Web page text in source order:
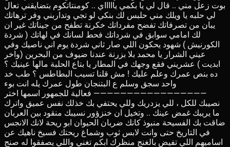
بوت زعل مني .. قال لي يا بكمي ياااااي .. كومنتاتكوم بتضايقني تعال
لي حلبه يا ويلك مني حلبس لك بنكي لو تجي وتداربني وفر ترهاتك
يبان من تصرفاتك تفضح مفرداتك خكرنة تطفح من جيناتك غير ان
لك امامي سوابق في شرداتك فحط لسانك في لهاتك ( شردة
الكورنيش ) شهود يحكون اللي صار ثاني شردة يوم اني ناصيك وفي
عيني الشرار يا محمد بلا بزرنة عندنا ضيوف من البحرين (واخر
ابديت ) عشريني فقع وجهك في المطار يا بتاع الحلبة مالها عينيك ؟
ده بنص عمرك وعلم عليك ! مش قلنا تسيب البطاطس ؟ طب خد
واحد سجق وسلم ع البتنجان طول عمرك يله انت بوء
————————————————— فعالية للجمهور اسمها اختر
نصيبك للكل ، للي يزدريك وللي يحتفي بك خذلك نفس عميق واترك
ما يريبك غمض عينك .. وتخيل ان خنزؤور نسيبك منقود بين العربان
ضاقت بك الفسيحة منبوذ كانك ضربان الحيوان ابو ريحة لانك الانجس
في التاريخ حتى وانت لابس ثوب وشماغ ريحتك فسيخ ناهيك عن
اساميهم اللي تفيض بالغنج منظرك ابكم تغني واللي يصفقوا له صنج